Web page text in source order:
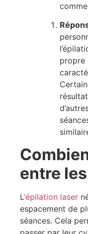
propre
entre
L‘épilation laser
espacement de
séances. Cela